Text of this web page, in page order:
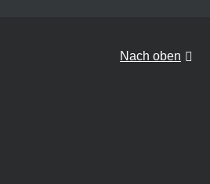
Nach oben